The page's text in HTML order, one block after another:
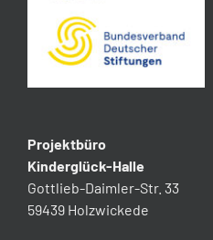
Projektbüro
Kinderglück-Halle
Gottlieb-Daimler-Str. 33
59439 Holzwickede